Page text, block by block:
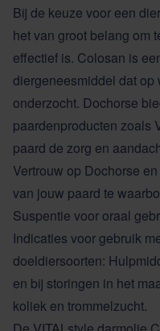
Bij de keuze voor een
het van groot belang om
effectief is. Colosan is
diergeneesmiddel dat
onderzocht. Dochorse
paardenproducten zoals
paard de zorg en
Vertrouw op Dochorse
van jouw paard te
Suspentie voor oraal
Indicaties voor gebruik
doeldiersoorten:
en bij storingen in het
koliek en trommelzucht.